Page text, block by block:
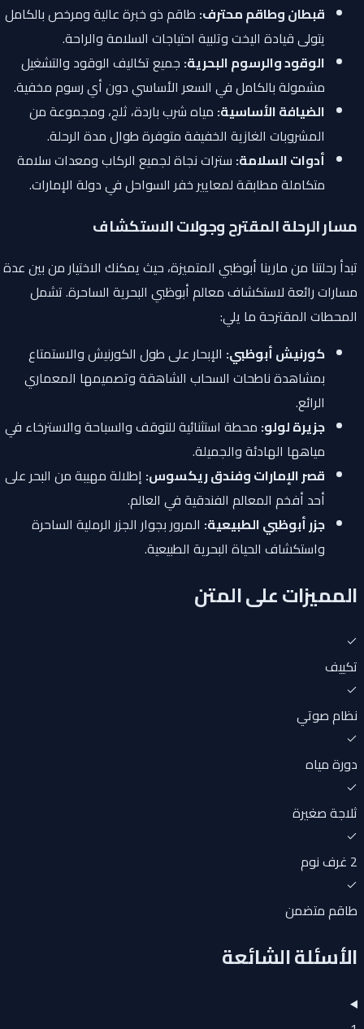
قبطان وطاقم محترف:طاقم ذو خبرة عالية ومرخص بالكامل
يتولى قيادة اليخت وتلبية احتياجات السلامة والراحة.
الوقود والرسوم البحرية:جميع تكاليف الوقود والتشغيل
مشمولة بالكامل في السعر الأساسي دون أي رسوم مخفية.
الضيافة الأساسية:مياه شرب باردة، ثلج، ومجموعة من
المشروبات الغازية الخفيفة متوفرة طوال مدة الرحلة.
أدوات السلامة:سترات نجاة لجميع الركاب ومعدات سلامة
متكاملة مطابقة لمعايير خفر السواحل في دولة الإمارات.
مسار الرحلة المقترح وجولات الاستكشاف
تبدأ رحلتنا من مارينا أبوظبي المتميزة، حيث يمكنك الاختيار من بين عدة
مسارات رائعة لاستكشاف معالم أبوظبي البحرية الساحرة. تشمل
المحطات المقترحة ما يلي:
كورنيش أبوظبي:الإبحار على طول الكورنيش والاستمتاع
بمشاهدة ناطحات السحاب الشاهقة وتصميمها المعماري
الرائع.
جزيرة لولو:محطة استثنائية للتوقف والسباحة والاسترخاء في
مياهها الهادئة والجميلة.
قصر الإمارات وفندق ريكسوس:إطلالة مهيبة من البحر على
أحد أفخم المعالم الفندقية في العالم.
جزر أبوظبي الطبيعية:المرور بجوار الجزر الرملية الساحرة
واستكشاف الحياة البحرية الطبيعية.
المميزات على المتن
تكييف
نظام صوتي
دورة مياه
ثلاجة صغيرة
طاقم متضمن
الأسئلة الشائعة